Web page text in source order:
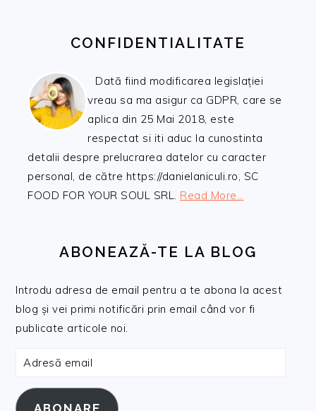
CONFIDENTIALITATE
Dată fiind modificarea legislației
vreau sa ma asigur ca GDPR, care se
aplica din 25 Mai 2018, este
respectat si iti aduc la cunostinta
detalii despre prelucrarea datelor cu caracter
personal, de către https://danielaniculi.ro, SC
FOOD FOR YOUR SOUL SRL. Read More…
ABONEAZĂ-TE LA BLOG
Introdu adresa de email pentru a te abona la acest
blog și vei primi notificări prin email când vor fi
publicate articole noi.
Adresă